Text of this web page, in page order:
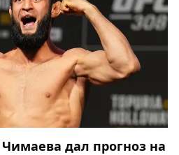
дал прогноз на